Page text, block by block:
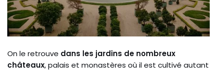
On le retrouve dans les jardins de nombreux
châteaux, palais et monastères où il est cultivé autant